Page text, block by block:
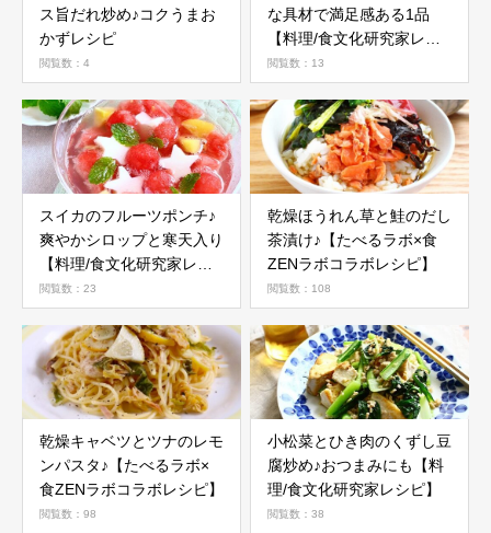
ス旨だれ炒め♪コクうまお
かずレシピ
閲覧数：4
な具材で満足感ある1品
【料理/食文化研究家レシ
ピ】
閲覧数：13
スイカのフルーツポンチ♪
爽やかシロップと寒天入り
【料理/食文化研究家レシ
ピ】
閲覧数：23
乾燥ほうれん草と鮭のだし
茶漬け♪【たべるラボ×食
ZENラボコラボレシピ】
閲覧数：108
乾燥キャベツとツナのレモ
ンパスタ♪【たべるラボ×
食ZENラボコラボレシピ】
閲覧数：98
小松菜とひき肉のくずし豆
腐炒め♪おつまみにも【料
理/食文化研究家レシピ】
閲覧数：38